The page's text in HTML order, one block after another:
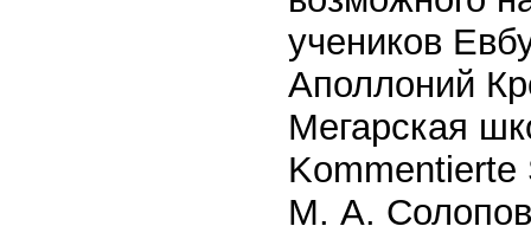
учеников
Аполлоний
Мегарская
Kommentierte
M. А.